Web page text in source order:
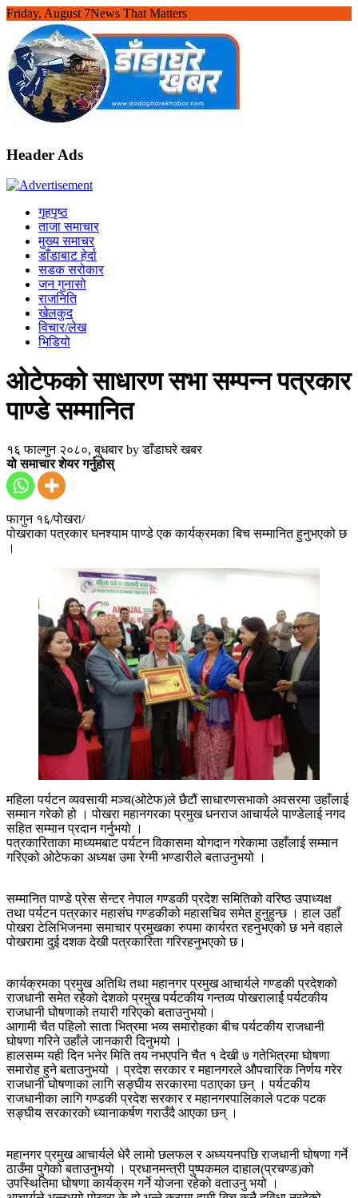
Skip
content
Friday, August 7News That Matters
Header Ads
गृहपृष्ठ
ताजा समाचार
मुख्य समाचर
डाँडाबाट हेर्दा
सडक सरोकार
जन गुनासो
राजनिति
खेलकुद
विचार/लेख
भिडियो
ओटेफको साधारण सभा सम्पन्न पत्रकार
पाण्डे सम्मानित
१६ फाल्गुन २०८०, बुधबारbyडाँडाघरे खबर
यो समाचार शेयर गर्नुहोस्
फागुन १६/पोखरा/
पोखराका पत्रकार घनश्याम पाण्डे एक कार्यक्रमका बिच सम्मानित हुनुभएको छ
।
महिला पर्यटन व्यवसायी मञ्च(ओटेफ)ले छैटौं साधारणसभाको अवसरमा उहाँलाई
सम्मान गरेको हो । पोखरा महानगरका प्रमुख धनराज आचार्यले पाण्डेलाई नगद
सहित सम्मान प्रदान गर्नुभयो ।
पत्रकारिताका माध्यमबाट पर्यटन विकासमा योगदान गरेकामा उहाँलाई सम्मान
गरिएको ओटेफका अध्यक्ष उमा रेग्मी भण्डारीले बताउनुभयो ।
सम्मानित पाण्डे प्रेस सेन्टर नेपाल गण्डकी प्रदेश समितिको वरिष्ठ उपाध्यक्ष
तथा पर्यटन पत्रकार महासंघ गण्डकीको महासचिव समेत हुनुहुन्छ । हाल उहाँ
पोखरा टेलिभिजनमा समाचार प्रमुखका रुपमा कार्यरत रहनुभएको छ भने वहाले
पोखरामा दुई दशक देखी पत्रकारिता गरिरहनुभएको छ।
कार्यक्रमका प्रमुख अतिथि तथा महानगर प्रमुख आचार्यले गण्डकी प्रदेशको
राजधानी समेत रहेको देशको प्रमुख पर्यटकीय गन्तव्य पोखरालार्ई पर्यटकीय
राजधानी घोषणाको तयारी गरिएको बताउनुभयो।
आगामी चैत पहिलो साता भित्रमा भव्य समारोहका बीच पर्यटकीय राजधानी
घोषणा गरिने उहाँले जानकारी दिनुभयो ।
हालसम्म यही दिन भनेर मिति तय नभएपनि चैत १ देखी ७ गतेभित्रमा घोषणा
समारोह हुने बताउनुभयो । प्रदेश सरकार र महानगरले औपचारिक निर्णय गरेर
राजधानी घोषणाका लागि सङ्घीय सरकारमा पठाएका छन् । पर्यटकीय
राजधानीका लागि गण्डकी प्रदेश सरकार र महानगरपालिकाले पटक पटक
सङ्घीय सरकारको ध्यानाकर्षण गराउँदै आएका छन् ।
महानगर प्रमुख आचार्यले धेरै लामो छलफल र अध्ययनपछि राजधानी घोषणा गर्ने
ठाउँमा पुगेको बताउनुभयो । प्रधानमन्त्री पुष्पकमल दाहाल(प्रचण्ड)को
उपस्थितिमा घोषणा कार्यक्रम गर्ने योजना रहेको वताउनु भयो ।